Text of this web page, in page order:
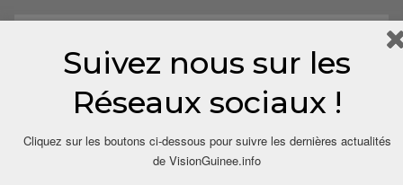
Suivez nous sur les
Réseaux sociaux !
Cliquez sur les boutons ci-dessous pour suivre les dernières actualités
de VisionGuinee.info